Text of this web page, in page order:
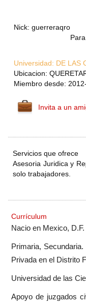
Nick: guerreraqro
Universidad: DE LAS
Ubicacion:
Miembro desde:
Invita a un
Servicios que ofrece
Asesoria Juridica y
solo trabajadores.
Currículum
Nacio en Mexico, D.F.
Primaria,
Privada en el Distrito
Universidad de las
Apoyo de juzgados